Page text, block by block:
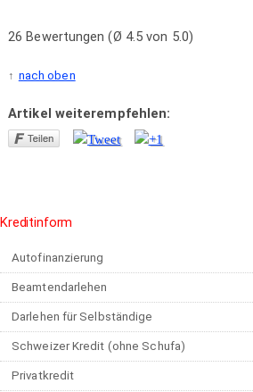
26 Bewertungen (Ø 4.5 von 5.0)
nach oben
Artikel weiterempfehlen:
Kreditinform
Autofinanzierung
Beamtendarlehen
Darlehen für Selbständige
Schweizer Kredit (ohne Schufa)
Privatkredit